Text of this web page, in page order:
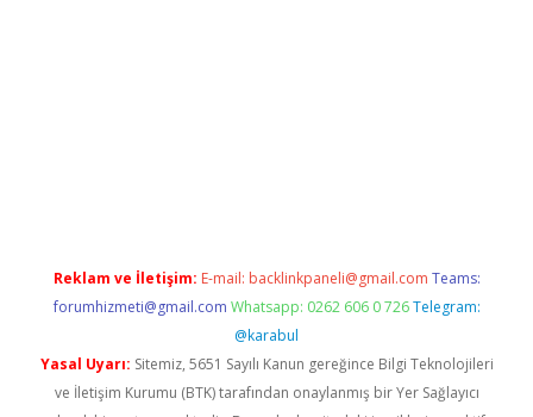
Reklam ve İletişim: E-mail: backlinkpaneli@gmail.com Teams:
forumhizmeti@gmail.com Whatsapp: 0262 606 0 726 Telegram:
@karabul
Yasal Uyarı: Sitemiz, 5651 Sayılı Kanun gereğince Bilgi Teknolojileri
ve İletişim Kurumu (BTK) tarafından onaylanmış bir Yer Sağlayıcı